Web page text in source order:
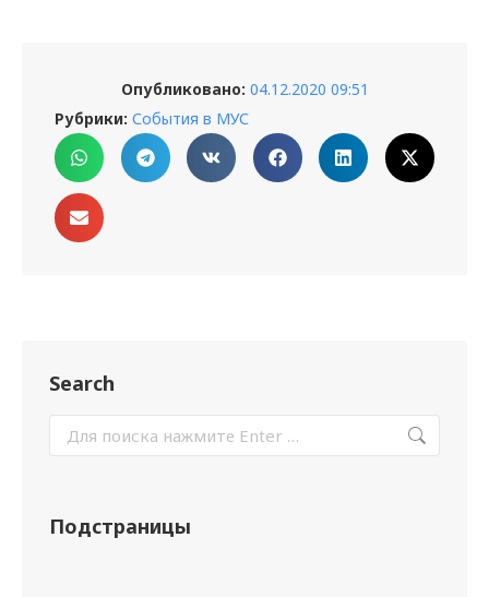
Опубликовано: 04.12.2020 09:51
Рубрики: События в МУС
Search
Подстраницы